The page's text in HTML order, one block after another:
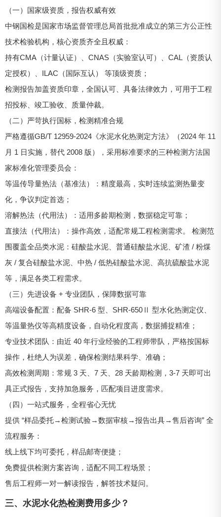
（一）国家级资质，报告权威有效
中钢国检是国家市场监督管理总局首批批准成立的第三方公正性
技术检验机构，核心资质齐全且权威：
持有CMA（计量认证）、CNAS（实验室认可）、CAL（资质认
定授权）、ILAC（国际互认） 等顶级资质；
检测报告加盖资质印章，全国认可、具备法律效力，可用于工程
招投标、竣工验收、质量仲裁。
（二）严苛执行国标，检测精准合规
严格遵循GB/T 12959-2024《水泥水化热测定方法》（2024 年 11
月 1 日实施，替代 2008 版），采用标准要求的三种检测方法国
家标准化管理委员会：
等温传导量热法（基准法）：精度最高，实时连续监测热量变
化，争议判定首选；
溶解热法（代用法）：适用多龄期检测，数据稳定可靠；
直接法（代用法）：操作高效，适配常规工程检测需求。 检测范
围覆盖全品类水泥：硅酸盐水泥、普通硅酸盐水泥、矿渣 / 粉煤
灰 / 复合硅酸盐水泥、中热 / 低热硅酸盐水泥、高抗硫酸盐水泥
等，满足各类工程需求。
（三）先进设备 + 专业团队，保障数据可靠
高端设备配置：配备 SHR-6 型、SHR-650Ⅱ 型水化热测定仪、
等温量热仪等高精度设备，自动化程度高，数据捕捉精准；
专业技术团队：由近 40 年行业经验的工程师带队，严格按国标
操作，杜绝人为误差，确保检测结果科学、准确；
高效检测周期：常规 3 天、7 天、28 天龄期检测，3-7 天即可出
具正式报告，支持加急服务，匹配项目进度需求。
（四）一站式服务，全程省心无忧
提供 “样品委托→检测试验→数据审核→报告出具→售后咨询” 全
流程服务：
线上线下均可委托，样品邮寄便捷；
免费提供检测方案咨询，适配不同工程场景；
售后工程师一对一解读报告，解答技术疑问。
三、水泥水化热检测费用多少？